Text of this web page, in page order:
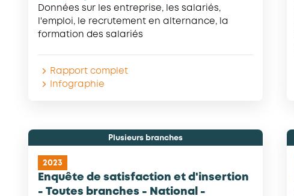
Données sur les entreprise, les salariés,
l'emploi, le recrutement en alternance, la
formation des salariés
Rapport complet
Infographie
Plusieurs branches
2023
Enquête de satisfaction et d'insertion
- Toutes branches - National -